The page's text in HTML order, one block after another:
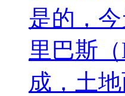
是的，
里巴斯
成，土